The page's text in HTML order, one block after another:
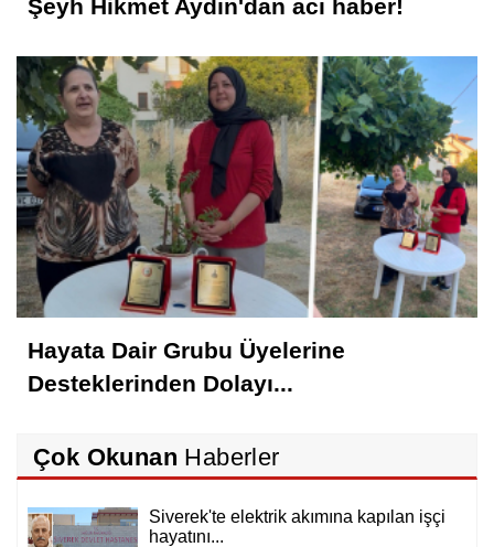
Şeyh Hikmet Aydın'dan acı haber!
Hayata Dair Grubu Üyelerine
Desteklerinden Dolayı...
Çok Okunan Haberler
Siverek'te elektrik akımına kapılan işçi
hayatını...